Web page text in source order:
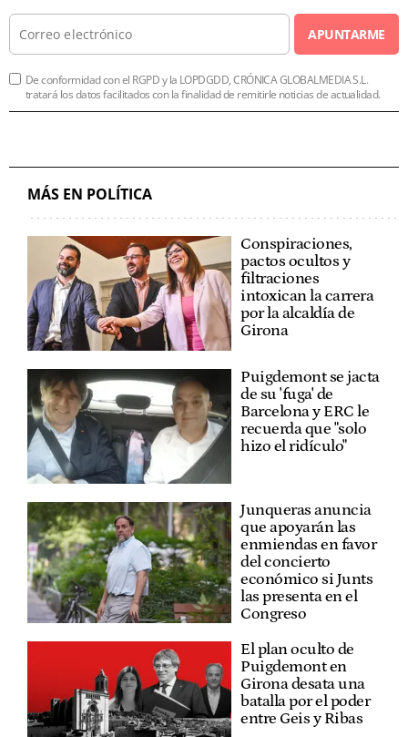
APUNTARME
De conformidad con el RGPD y la LOPDGDD, CRÓNICA GLOBALMEDIA S.L.
tratará los datos facilitados con la finalidad de remitirle noticias de actualidad.
MÁS EN POLÍTICA
Conspiraciones,
pactos ocultos y
filtraciones
intoxican la carrera
por la alcaldía de
Girona
Puigdemont se jacta
de su 'fuga' de
Barcelona y ERC le
recuerda que "solo
hizo el ridículo"
Junqueras anuncia
que apoyarán las
enmiendas en favor
del concierto
económico si Junts
las presenta en el
Congreso
El plan oculto de
Puigdemont en
Girona desata una
batalla por el poder
entre Geis y Ribas